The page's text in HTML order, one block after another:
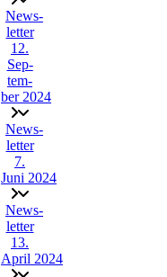
News­
let­ter
12.
Sep­
tem­
ber 2024
News­
let­ter
7.
Juni 2024
News­
let­ter
13.
April 2024